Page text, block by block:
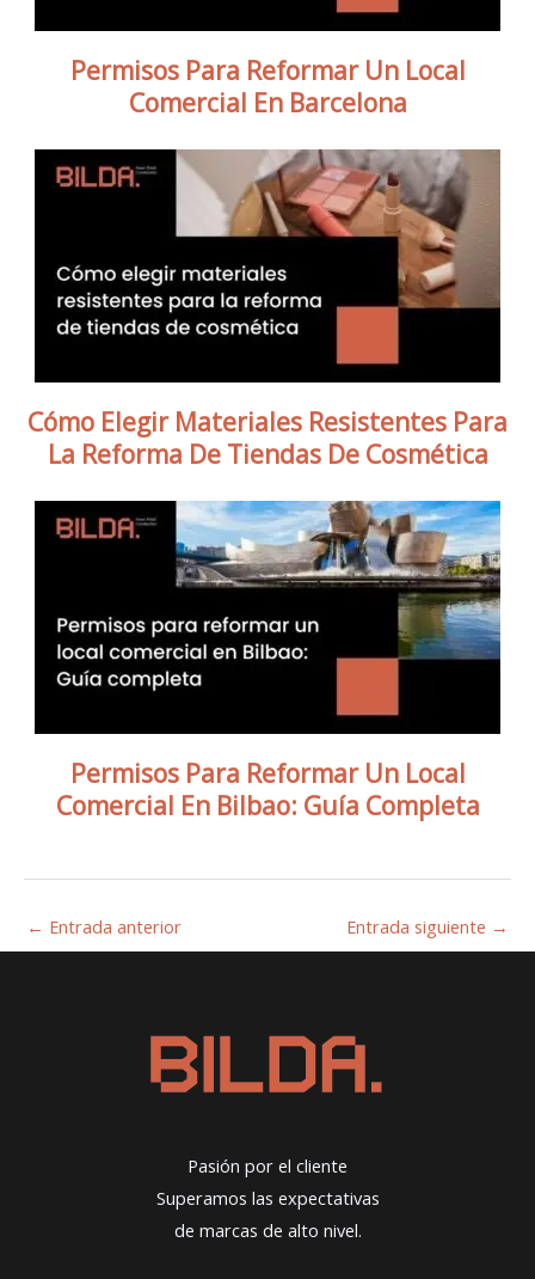
Permisos Para Reformar Un Local
Comercial En Barcelona
Cómo Elegir Materiales Resistentes Para
La Reforma De Tiendas De Cosmética
Permisos Para Reformar Un Local
Comercial En Bilbao: Guía Completa
← Entrada anterior Entrada siguiente →
Pasión por el cliente
Superamos las expectativas
de marcas de alto nivel.